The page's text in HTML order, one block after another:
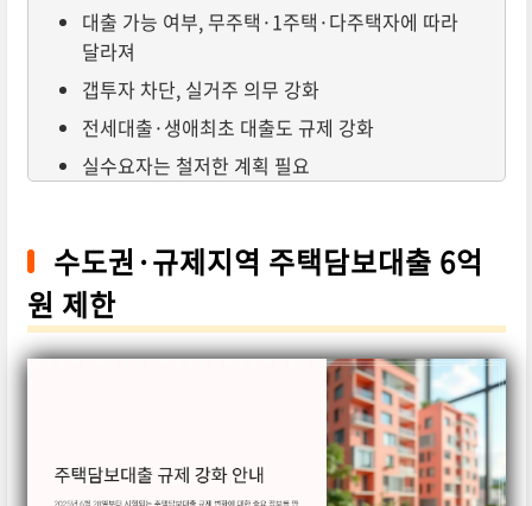
대출 가능 여부, 무주택·1주택·다주택자에 따라
달라져
갭투자 차단, 실거주 의무 강화
전세대출·생애최초 대출도 규제 강화
실수요자는 철저한 계획 필요
수도권·규제지역 주택담보대출 6억
원 제한